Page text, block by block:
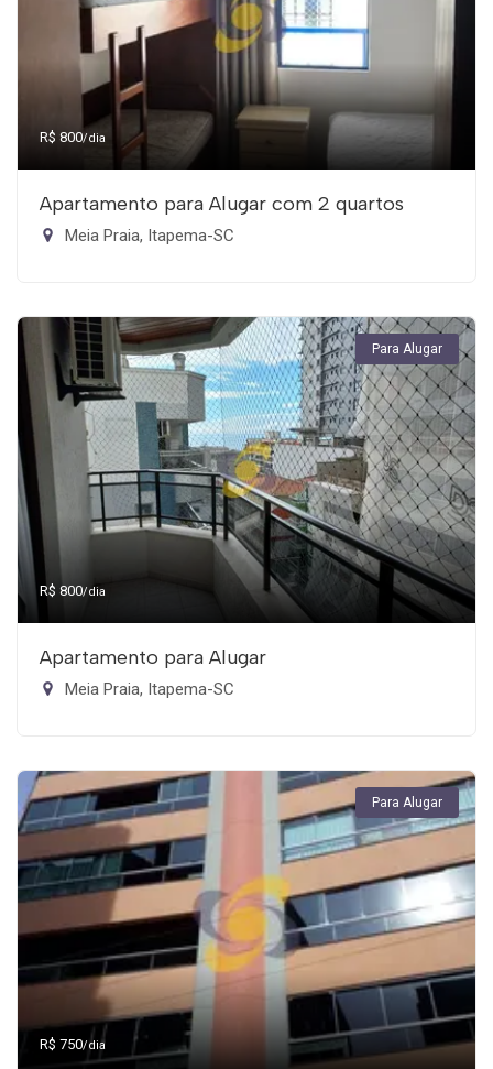
R$ 800/dia
Apartamento para Alugar com 2 quartos
Meia Praia, Itapema-SC
Para Alugar
R$ 800/dia
Apartamento para Alugar
Meia Praia, Itapema-SC
Para Alugar
R$ 750/dia